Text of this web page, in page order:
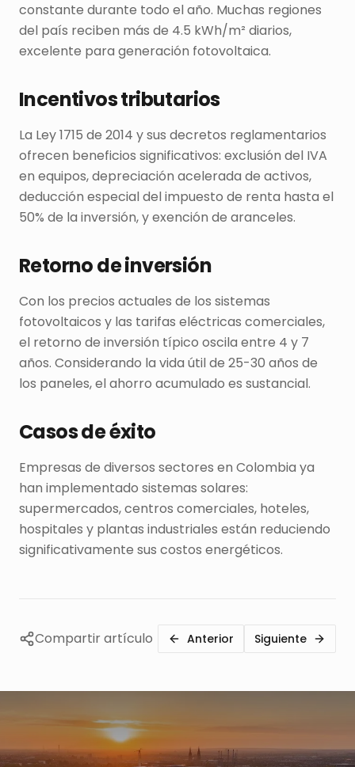
constante durante todo el año. Muchas regiones
del país reciben más de 4.5 kWh/m² diarios,
excelente para generación fotovoltaica.
Incentivos tributarios
La Ley 1715 de 2014 y sus decretos reglamentarios
ofrecen beneficios significativos: exclusión del IVA
en equipos, depreciación acelerada de activos,
deducción especial del impuesto de renta hasta el
50% de la inversión, y exención de aranceles.
Retorno de inversión
Con los precios actuales de los sistemas
fotovoltaicos y las tarifas eléctricas comerciales,
el retorno de inversión típico oscila entre 4 y 7
años. Considerando la vida útil de 25-30 años de
los paneles, el ahorro acumulado es sustancial.
Casos de éxito
Empresas de diversos sectores en Colombia ya
han implementado sistemas solares:
supermercados, centros comerciales, hoteles,
hospitales y plantas industriales están reduciendo
significativamente sus costos energéticos.
Compartir artículo Anterior Siguiente